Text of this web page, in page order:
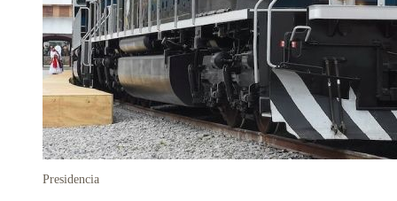
Presidencia